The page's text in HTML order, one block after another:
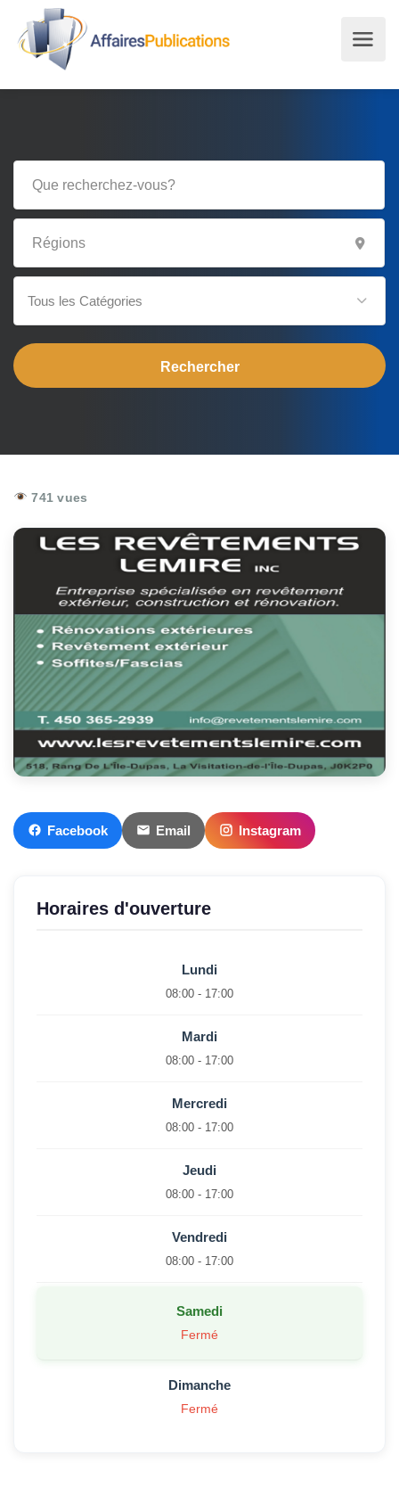
Tous les Catégories
741 vues
Facebook Email Instagram
Horaires d'ouverture
Lundi
08:00 - 17:00
Mardi
08:00 - 17:00
Mercredi
08:00 - 17:00
Jeudi
08:00 - 17:00
Vendredi
08:00 - 17:00
Samedi
Fermé
Dimanche
Fermé